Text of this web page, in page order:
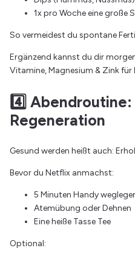
1x pro Woche eine große
So vermeidest du spontane
Ergänzend kannst du dir
Vitamine, Magnesium & Zink für
4️⃣
Regeneration
Gesund werden heißt auch:
Bevor du Netflix anmachst:
5 Minuten Handy
Atemübung oder Dehnen
Eine heiße Tasse Tee
Optional: